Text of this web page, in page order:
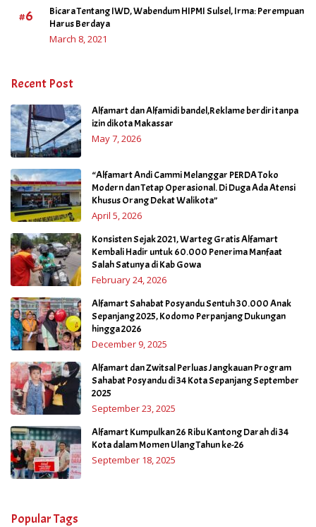
#6
Bicara Tentang IWD, Wabendum HIPMI Sulsel, Irma: Perempuan
Harus Berdaya
March 8, 2021
Recent Post
Alfamart dan Alfamidi bandel,Reklame berdiri tanpa
izin dikota Makassar
May 7, 2026
“Alfamart Andi Cammi Melanggar PERDA Toko
Modern dan Tetap Operasional. Di Duga Ada Atensi
Khusus Orang Dekat Walikota”
April 5, 2026
Konsisten Sejak 2021, Warteg Gratis Alfamart
Kembali Hadir untuk 60.000 Penerima Manfaat
Salah Satunya di Kab Gowa
February 24, 2026
Alfamart Sahabat Posyandu Sentuh 30.000 Anak
Sepanjang 2025, Kodomo Perpanjang Dukungan
hingga 2026
December 9, 2025
Alfamart dan Zwitsal Perluas Jangkauan Program
Sahabat Posyandu di 34 Kota Sepanjang September
2025
September 23, 2025
Alfamart Kumpulkan 26 Ribu Kantong Darah di 34
Kota dalam Momen Ulang Tahun ke-26
September 18, 2025
Popular Tags